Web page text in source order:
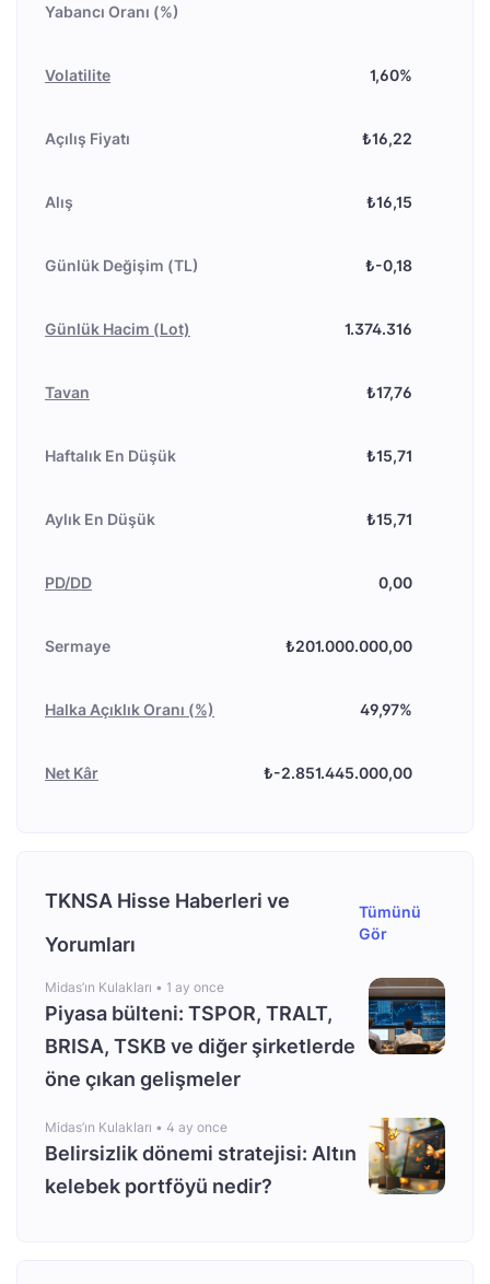
Yabancı Oranı (%)
Volatilite 1,60%
Açılış Fiyatı ₺16,22
Alış ₺16,15
Günlük Değişim (TL) ₺-0,18
Günlük Hacim (Lot) 1.374.316
Tavan ₺17,76
Haftalık En Düşük ₺15,71
Aylık En Düşük ₺15,71
PD/DD 0,00
Sermaye ₺201.000.000,00
Halka Açıklık Oranı (%) 49,97%
Net Kâr ₺-2.851.445.000,00
TKNSA Hisse Haberleri ve
Yorumları
Tümünü
Gör
Midas’ın Kulakları • 1 ay once
Piyasa bülteni: TSPOR, TRALT,
BRISA, TSKB ve diğer şirketlerde
öne çıkan gelişmeler
Midas’ın Kulakları • 4 ay once
Belirsizlik dönemi stratejisi: Altın
kelebek portföyü nedir?